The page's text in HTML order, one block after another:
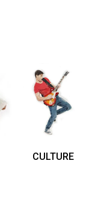
CULTURE